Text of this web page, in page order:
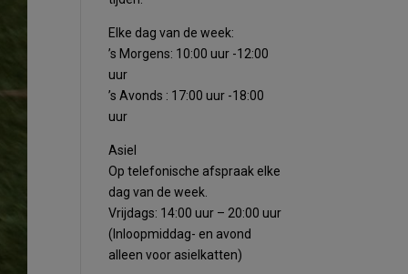
Elke dag van de week:
’s Morgens: 10:00 uur -12:00
uur
’s Avonds : 17:00 uur -18:00
uur
Asiel
Op telefonische afspraak elke
dag van de week.
Vrijdags: 14:00 uur – 20:00 uur
(Inloopmiddag- en avond
alleen voor asielkatten)